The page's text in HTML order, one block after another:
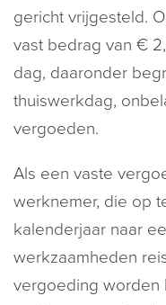
gericht vrijgesteld.
vast bedrag van €
dag, daaronder
thuiswerkdag,
vergoeden.
Als een vaste
werknemer, die op
kalenderjaar naar
werkzaamheden
vergoeding worden